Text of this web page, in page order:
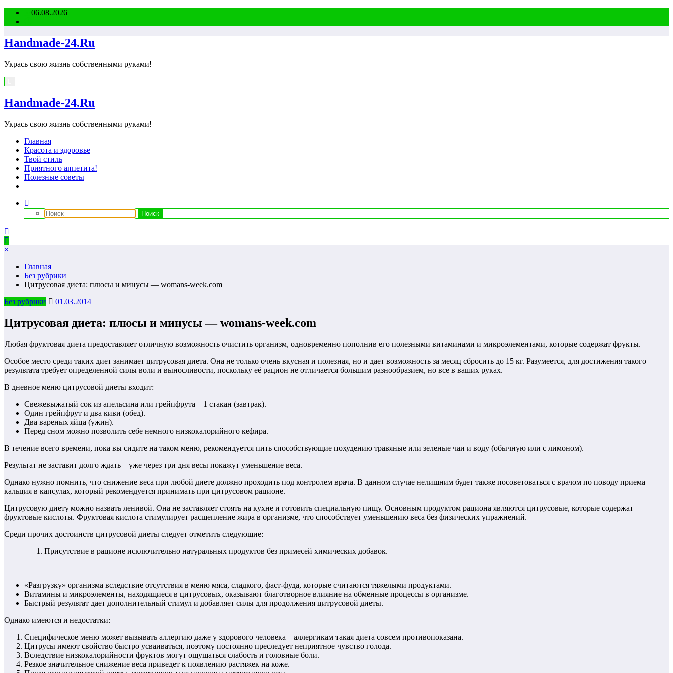
Перейти06.08.2026
Handmade-24.Ru
Укрась свою жизнь собственными руками!
Handmade-24.Ru
Укрась свою жизнь собственными руками!
Главная
Красота и здоровье
Твой стиль
Приятного аппетита!
Полезные советы
×
Главная
Без рубрики
Цитрусовая диета: плюсы и минусы — womans-week.com
Без рубрики
01.03.2014
Цитрусовая диета: плюсы и минусы — womans-week.com
Любая фруктовая диета предоставляет отличную возможность очистить организм, одновременно пополнив его полезными витаминами и микроэлементами, которые содержат фрукты.
Особое место среди таких диет занимает цитрусовая диета. Она не только очень вкусная и полезная, но и дает возможность за месяц сбросить до 15 кг. Разумеется, для достижения такого
результата требует определенной силы воли и выносливости, поскольку её рацион не отличается большим разнообразием, но все в ваших руках.
В дневное меню цитрусовой диеты входит:
Свежевыжатый сок из апельсина или грейпфрута – 1 стакан (завтрак).
Один грейпфрут и два киви (обед).
Два вареных яйца (ужин).
Перед сном можно позволить себе немного низкокалорийного кефира.
В течение всего времени, пока вы сидите на таком меню, рекомендуется пить способствующие похудению травяные или зеленые чаи и воду (обычную или с лимоном).
Результат не заставит долго ждать – уже через три дня весы покажут уменьшение веса.
Однако нужно помнить, что снижение веса при любой диете должно проходить под контролем врача. В данном случае нелишним будет также посоветоваться с врачом по поводу приема
кальция в капсулах, который рекомендуется принимать при цитрусовом рационе.
Цитрусовую диету можно назвать ленивой. Она не заставляет стоять на кухне и готовить специальную пищу. Основным продуктом рациона являются цитрусовые, которые содержат
фруктовые кислоты. Фруктовая кислота стимулирует расщепление жира в организме, что способствует уменьшению веса без физических упражнений.
Среди прочих достоинств цитрусовой диеты следует отметить следующие:
Присутствие в рационе исключительно натуральных продуктов без примесей химических добавок.
«Разгрузку» организма вследствие отсутствия в меню мяса, сладкого, фаст-фуда, которые считаются тяжелыми продуктами.
Витамины и микроэлементы, находящиеся в цитрусовых, оказывают благотворное влияние на обменные процессы в организме.
Быстрый результат дает дополнительный стимул и добавляет силы для продолжения цитрусовой диеты.
Однако имеются и недостатки:
Специфическое меню может вызывать аллергию даже у здорового человека – аллергикам такая диета совсем противопоказана.
Цитрусы имеют свойство быстро усваиваться, поэтому постоянно преследует неприятное чувство голода.
Вследствие низкокалорийности фруктов могут ощущаться слабость и головные боли.
Резкое значительное снижение веса приведет к появлению растяжек на коже.